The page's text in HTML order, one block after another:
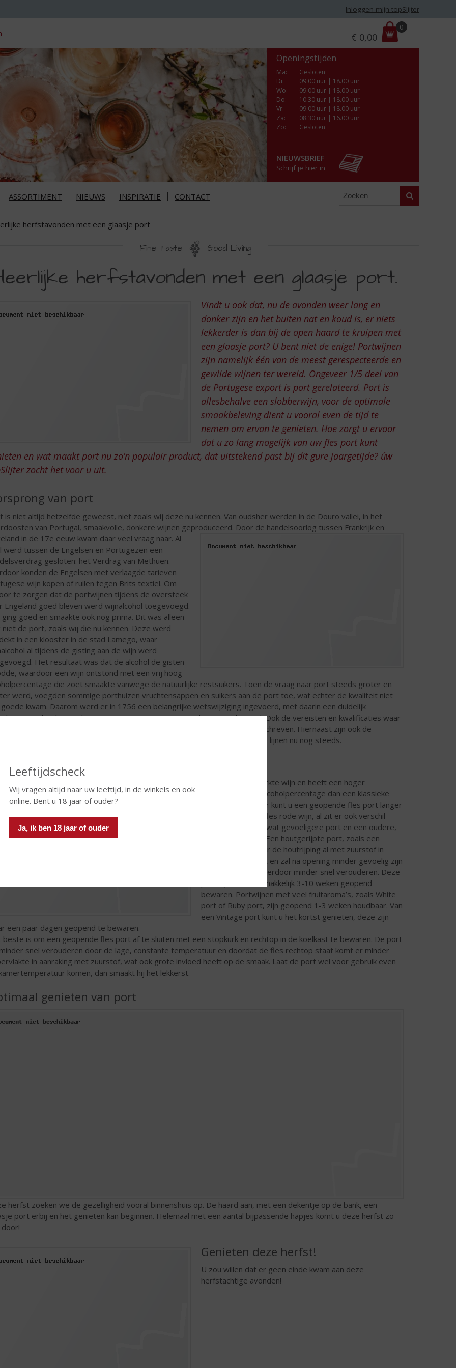
Leeftijdscheck
Wij vragen altijd naar uw leeftijd, in de winkels en ook
online. Bent u 18 jaar of ouder?
Ja, ik ben 18 jaar of ouder
Inloggen mijn topSlijter
r
i
:
€ 0,00
0
Openingstijden
Ma:
Gesloten
Di:
09.00 uur | 18.00 uur
Wo:
09.00 uur | 18.00 uur
Do:
10.30 uur | 18.00 uur
Vr:
09.00 uur | 18.00 uur
Za:
08.30 uur | 16.00 uur
Zo:
Gesloten
NIEUWSBRIEF
Schrijf je hier in
ASSORTIMENT NIEUWS INSPIRATIE CONTACT Zoeken
herfstavonden met een glaasje port
Fine Taste Good Living
herfstavonden met een glaasje port.
Vindt u ook dat, nu de avonden weer lang en
donker zijn en het buiten nat en koud is, er niets
lekkerder is dan bij de open haard te kruipen met
een glaasje port? U bent niet de enige! Portwijnen
zijn namelijk één van de meest gerespecteerde en
gewilde wijnen ter wereld. Ongeveer 1/5 deel van
de Portugese export is port gerelateerd. Port is
allesbehalve een slobberwijn, voor de optimale
smaakbeleving dient u vooral even de tijd te
nemen om ervan te genieten. Hoe zorgt u ervoor
dat u zo lang mogelijk van uw fles port kunt
en wat maakt port nu zo’n populair product, dat uitstekend past bij dit gure jaargetijde? úw
zocht het voor u uit.
van port
is niet altijd hetzelfde geweest, niet zoals wij deze nu kennen. Van oudsher werden in de Douro vallei, in het
van Portugal, smaakvolle, donkere wijnen geproduceerd. Door de handelsoorlog tussen Frankrijk en
in de 17e eeuw kwam daar veel vraag naar. Al
werd tussen de Engelsen en Portugezen een
gesloten: het Verdrag van Methuen.
konden de Engelsen met verlaagde tarieven
wijn kopen of ruilen tegen Brits textiel. Om
te zorgen dat de portwijnen tijdens de oversteek
Engeland goed bleven werd wijnalcohol toegevoegd.
ging goed en smaakte ook nog prima. Dit was alleen
niet de port, zoals wij die nu kennen. Deze werd
in een klooster in de stad Lamego, waar
al tijdens de gisting aan de wijn werd
Het resultaat was dat de alcohol de gisten
waardoor een wijn ontstond met een vrij hoog
die zoet smaakte vanwege de natuurlijke restsuikers. Toen de vraag naar port steeds groter en
werd, voegden sommige porthuizen vruchtensappen en suikers aan de port toe, wat echter de kwaliteit niet
kwam. Daarom werd er in 1756 een belangrijke wetswijziging ingevoerd, met daarin een duidelijk
gebied waar druiven voor portwijn mogen worden geproduceerd. Ook de vereisten en kwalificaties waar
verschillende soorten port aan moeten voldoen, werd hierin tot in detail beschreven. Hiernaast zijn ook de
opbrengsten per perceel omschreven. Deze wetgeving geldt in grote lijnen nu nog steeds.
bewaren
Port is een versterkte wijn en heeft een hoger
suikergehalte en alcoholpercentage dan een klassieke
rode wijn. Hierdoor kunt u een geopende fles port langer
bewaren dan een fles rode wijn, al zit er ook verschil
tussen een jonge, wat gevoeligere port en een oudere,
houtgerijpte port. Een houtgerijpte port, zoals een
Tawny port, is door de houtrijping al met zuurstof in
aanraking geweest en zal na opening minder gevoelig zijn
voor zuurstof en hierdoor minder snel verouderen. Deze
portwijnen kunt u makkelijk 3-10 weken geopend
bewaren. Portwijnen met veel fruitaroma’s, zoals White
port of Ruby port, zijn geopend 1-3 weken houdbaar. Van
een Vintage port kunt u het kortst genieten, deze zijn
een paar dagen geopend te bewaren.
beste is om een geopende fles port af te sluiten met een stopkurk en rechtop in de koelkast te bewaren. De port
snel verouderen door de lage, constante temperatuur en doordat de fles rechtop staat komt er minder
in aanraking met zuurstof, wat ook grote invloed heeft op de smaak. Laat de port wel voor gebruik even
komen, dan smaakt hij het lekkerst.
genieten van port
herfst zoeken we de gezelligheid vooral binnenshuis op. De haard aan, met een dekentje op de bank, een
port erbij en het genieten kan beginnen. Helemaal met een aantal bijpassende hapjes komt u deze herfst zo
Genieten deze herfst!
U zou willen dat er geen einde kwam aan deze
herfstachtige avonden!